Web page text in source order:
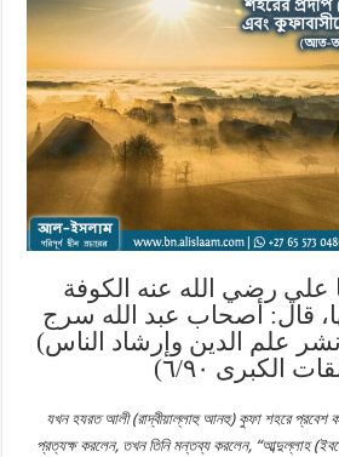
علي رضي الله عنه الكوفة
قال: أصحاب عبد الله سرج
علم الدين وإرشاد الناس)
الكبرى ٦/٩٠)
যখন হযরত আলী (রাদ্বীয়াল্লাহু আনহু) কুফা শহরে প্রবেশ
প্রত্যক্ষ করলেন, তখন তিনি মন্তব্য করলেন, “আব্দুল্লাহ